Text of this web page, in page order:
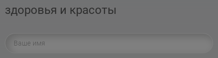
здоровья и красоты